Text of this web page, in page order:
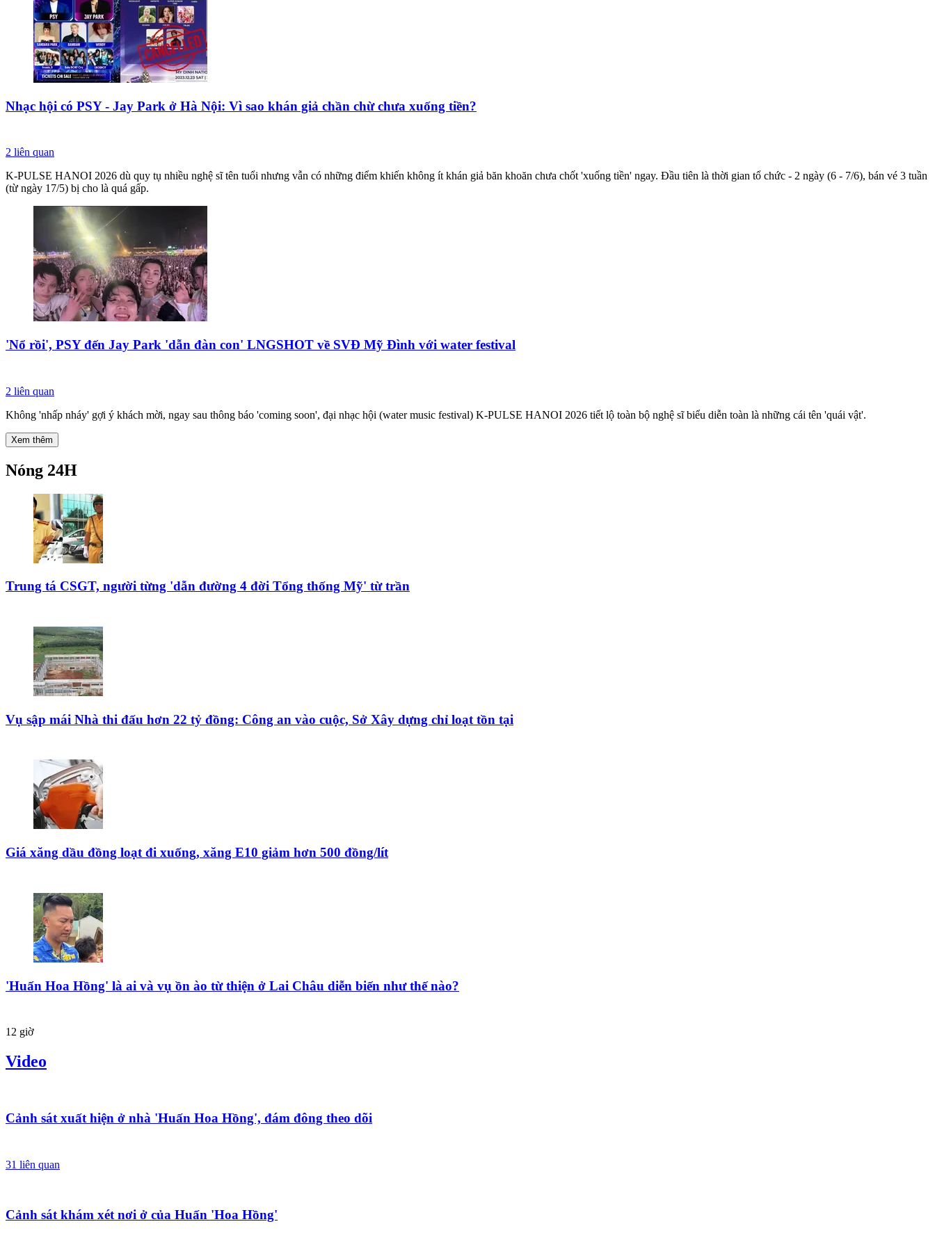
Nhạc hội có PSY - Jay Park ở Hà Nội: Vì sao khán giả chần chừ chưa xuống tiền?
2 liên quan
K-PULSE HANOI 2026 dù quy tụ nhiều nghệ sĩ tên tuổi nhưng vẫn có những điểm khiến không ít khán giả băn khoăn chưa chốt 'xuống tiền' ngay. Đầu tiên là thời gian tổ chức - 2 ngày (6 - 7/6), bán vé 3 tuần
(từ ngày 17/5) bị cho là quá gấp.
'Nổ rồi', PSY đến Jay Park 'dẫn đàn con' LNGSHOT về SVĐ Mỹ Đình với water festival
2 liên quan
Không 'nhấp nháy' gợi ý khách mời, ngay sau thông báo 'coming soon', đại nhạc hội (water music festival) K-PULSE HANOI 2026 tiết lộ toàn bộ nghệ sĩ biểu diễn toàn là những cái tên 'quái vật'.
Xem thêm
Nóng 24H
Trung tá CSGT, người từng 'dẫn đường 4 đời Tổng thống Mỹ' từ trần
Vụ sập mái Nhà thi đấu hơn 22 tỷ đồng: Công an vào cuộc, Sở Xây dựng chỉ loạt tồn tại
Giá xăng dầu đồng loạt đi xuống, xăng E10 giảm hơn 500 đồng/lít
'Huấn Hoa Hồng' là ai và vụ ồn ào từ thiện ở Lai Châu diễn biến như thế nào?
12 giờ
Video
Cảnh sát xuất hiện ở nhà 'Huấn Hoa Hồng', đám đông theo dõi
31 liên quan
Cảnh sát khám xét nơi ở của Huấn 'Hoa Hồng'